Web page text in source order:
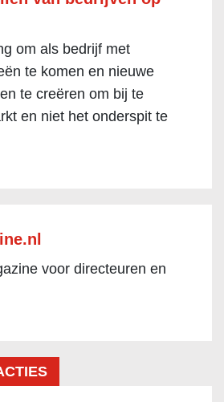
om als bedrijf met
te komen en nieuwe
te creëren om bij te
en niet het onderspit te
voor directeuren en